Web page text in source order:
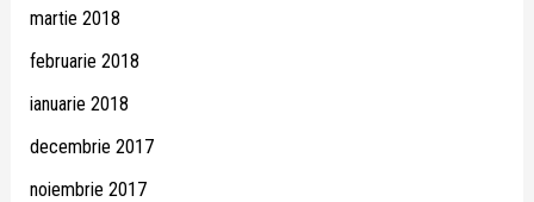
martie 2018
februarie 2018
ianuarie 2018
decembrie 2017
noiembrie 2017